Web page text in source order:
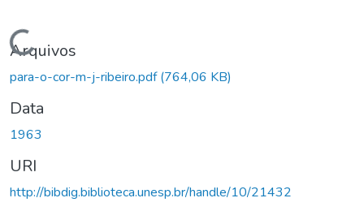
Carregando...
Arquivos
para-o-cor-m-j-ribeiro.pdf(764,06 KB)
Data
1963
URI
http://bibdig.biblioteca.unesp.br/handle/10/21432